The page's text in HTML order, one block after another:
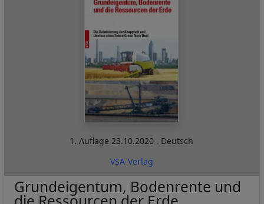
1. Auflage23.10.2020 , Deutsch
VSA-Verlag
Grundeigentum, Bodenrente und